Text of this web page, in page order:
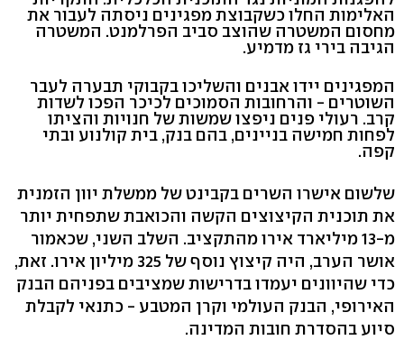
האלימות החלו כשקבוצת מפגינים ניסתה לעבור את
מחסום המשטרה שהוצב סביב הפרלמנט. המשטרה
הגיבה בירי גז מדמיע.
המפגינים יידו אבנים והשליכו בקבוקי תבערה לעבר
השוטרים - והרחובות הסמוכים לכיכר הפכו לשדות
קרב. רעולי פנים ניפצו שמשות של חנויות והציתו
לפחות חמישה בניינים, בהם בנק, בית קולנוע ובתי
קפה.
שלשום אישרו השרים בקבינט של ממשלת יוון הזמנית
את תוכנית הקיצוצים הקשה והכואבת שתפחית יותר
מ-13 מיליארד אירו מהתקציב. השלב השני, שכאמור
אושר הערב, היה קיצוץ נוסף של 325 מיליון אירו. זאת,
כדי שהיוונים יעמדו בדרישות שמציבים בפניהם הבנק
האירופי, הבנק העולמי וקרן המטבע - כתנאי לקבלת
סיוע בהסדרת חובות המדינה.